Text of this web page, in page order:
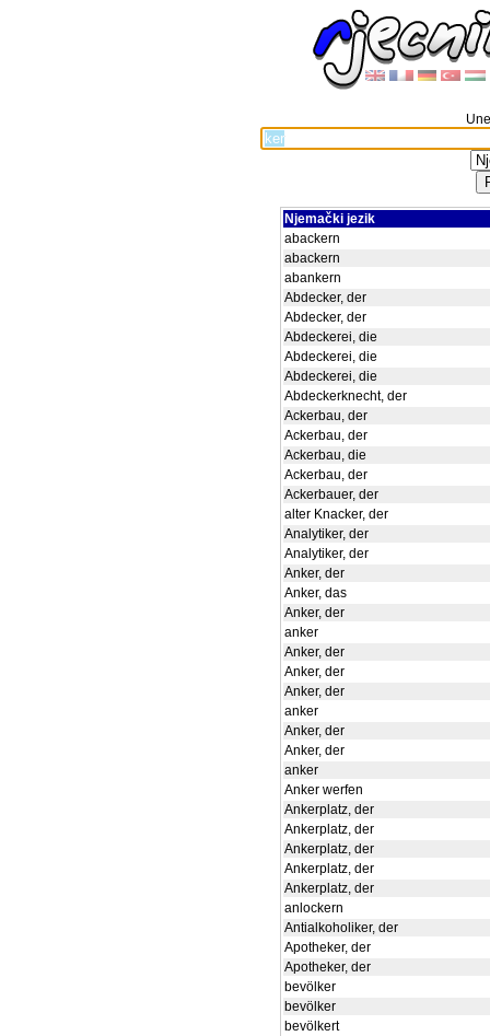
Njemački jezik
abackern
abackern
abankern
Abdecker, der
Abdecker, der
Abdeckerei, die
Abdeckerei, die
Abdeckerei, die
Abdeckerknecht, der
Ackerbau, der
Ackerbau, der
Ackerbau, die
Ackerbau, der
Ackerbauer, der
alter Knacker, der
Analytiker, der
Analytiker, der
Anker, der
Anker, das
Anker, der
anker
Anker, der
Anker, der
Anker, der
anker
Anker, der
Anker, der
anker
Anker werfen
Ankerplatz, der
Ankerplatz, der
Ankerplatz, der
Ankerplatz, der
Ankerplatz, der
anlockern
Antialkoholiker, der
Apotheker, der
Apotheker, der
bevölker
bevölker
bevölkert